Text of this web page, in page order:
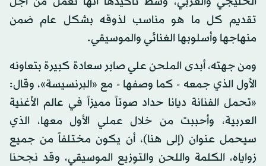
تقديم كل ما هو مناسب لذوقه بشكل عام ضمن
منهاجها وأسلوبها الغنائي والموسيقي.
ومن جهته، أبدى الملحن علي صابر سعادة كبيرة بتعاونه
الأول الذي جمعه - كما وصفها - مع «البرنسيسة»، وقال:
«تحمل الفنانة ديانا حداد صوتاً مميزاً في عالم الأغنية
العربية، وأحببت من خلال عملي الأول معها، الذي
سيحمل عنوان (إلى هنا)، أن يكون مختلفاً من جميع
زواياه، الكلمة واللحن والتوزيع الموسيقي، وقد نجحنا